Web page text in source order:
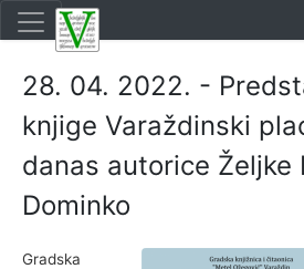
28. 04. 2022. -
knjige Varaždinski
danas autorice Željke
Dominko
Gradska